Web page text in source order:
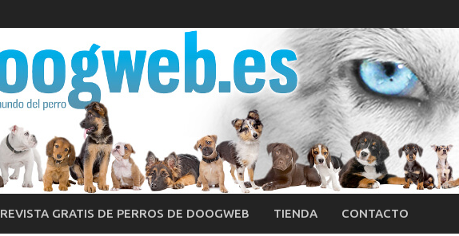
REVISTA GRATIS DE PERROS DE DOOGWEB TIENDA CONTACTO